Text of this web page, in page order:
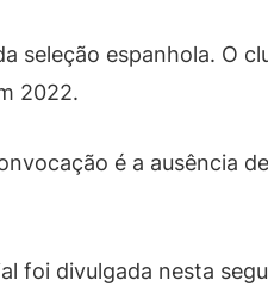
seleção espanhola. O
2022.
é a ausência
foi divulgada nesta